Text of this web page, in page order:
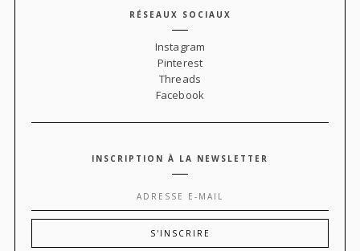
RÉSEAUX SOCIAUX
Instagram
Pinterest
Threads
Facebook
INSCRIPTION À LA NEWSLETTER